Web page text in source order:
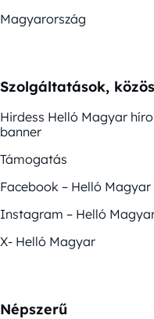
Magyarország
Szolgáltatások,
Hirdess Helló Magyar
banner
Támogatás
Facebook – Helló Magyar
Instagram – Helló
X- Helló Magyar
Népszerű